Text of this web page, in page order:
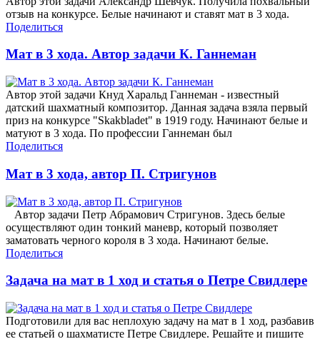
отзыв на конкурсе. Белые начинают и ставят мат в 3 хода.
Поделиться
Мат в 3 хода. Автор задачи К. Ганнеман
Автор этой задачи Кнуд Харальд Ганнеман - известный
датский шахматный композитор. Данная задача взяла первый
приз на конкурсе "Skakbladet" в 1919 году. Начинают белые и
матуют в 3 хода. По профессии Ганнеман был
Поделиться
Мат в 3 хода, автор П. Стригунов
Автор задачи Петр Абрамович Стригунов. Здесь белые
осуществляют один тонкий маневр, который позволяет
заматовать черного короля в 3 хода. Начинают белые.
Поделиться
Задача на мат в 1 ход и статья о Петре Свидлере
Подготовили для вас неплохую задачу на мат в 1 ход, разбавив
ее статьей о шахматисте Петре Свидлере. Решайте и пишите